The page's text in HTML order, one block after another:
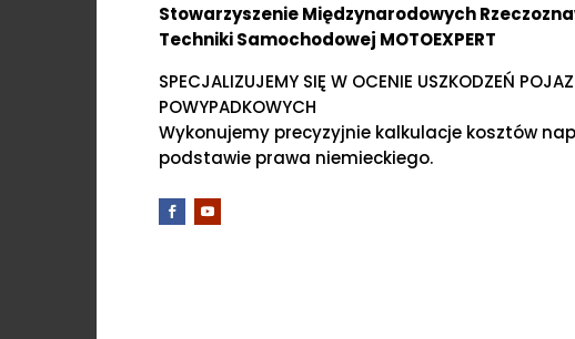
Stowarzyszenie Międzynarodowych
Techniki Samochodowej MOTOEXPERT
SPECJALIZUJEMY SIĘ W OCENIE USZKODZEŃ
POWYPADKOWYCH
Wykonujemy precyzyjnie kalkulacje kosztów
podstawie prawa niemieckiego.